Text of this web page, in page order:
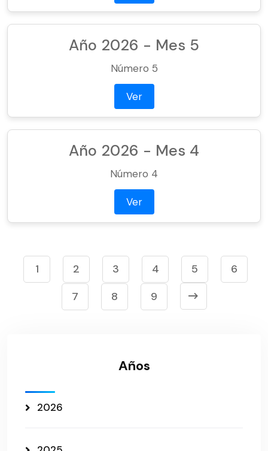
Año 2026 - Mes 5
Número 5
Ver
Año 2026 - Mes 4
Número 4
Ver
1 2 3 4 5
6
7
8 9
Años
2026